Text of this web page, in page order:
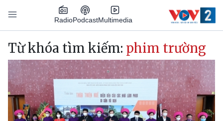
Nhảy đến nội dung
RadioPodcastMultimedia
Main navigation
Từ khóa tìm kiếm: phim trường